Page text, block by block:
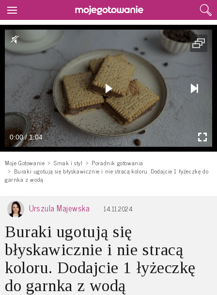
0:00 / 1:04
Moje Gotowanie Smak i styl
Poradnik gotowania
Buraki ugotują się błyskawicznie i nie stracą koloru. Dodajcie 1 łyżeczkę do
garnka z wodą
Urszula Majewska 14.11.2024
Buraki ugotują się
błyskawicznie i nie stracą
koloru. Dodajcie 1 łyżeczkę
do garnka z wodą